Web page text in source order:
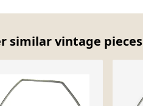
similar vintage pieces